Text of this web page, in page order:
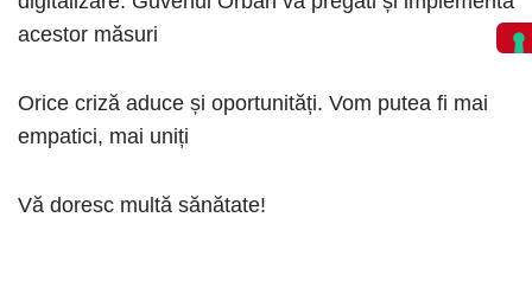
acestor măsuri
Orice criză aduce și oportunități. Vom putea fi mai
empatici, mai uniți
Vă doresc multă sănătate!